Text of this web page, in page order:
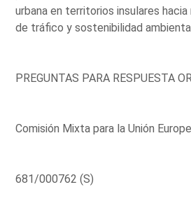
urbana en territorios insulares
de tráfico y sostenibilidad
PREGUNTAS PARA RESPUESTA
Comisión Mixta para la Unión
681/000762 (S)